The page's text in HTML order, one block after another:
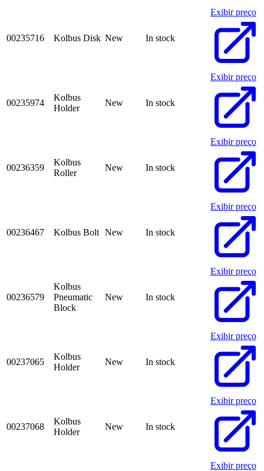
00235716 Kolbus Disk New In stock
Exibir preço
00235974
Kolbus
Holder
New In stock
Exibir preço
00236359
Kolbus
Roller
New In stock
Exibir preço
00236467 Kolbus Bolt New In stock
Exibir preço
00236579
Kolbus
Pneumatic
Block
New In stock
Exibir preço
00237065
Kolbus
Holder
New In stock
Exibir preço
00237068
Kolbus
Holder
New In stock
Exibir preço
Exibir preço